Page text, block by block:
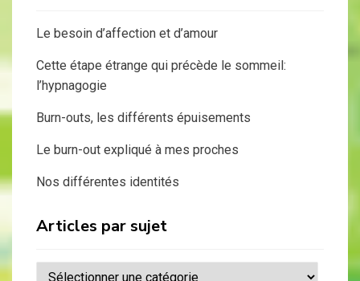
Le besoin d’affection et d’amour
Cette étape étrange qui précède le sommeil:
l’hypnagogie
Burn-outs, les différents épuisements
Le burn-out expliqué à mes proches
Nos différentes identités
Articles par sujet
Articles